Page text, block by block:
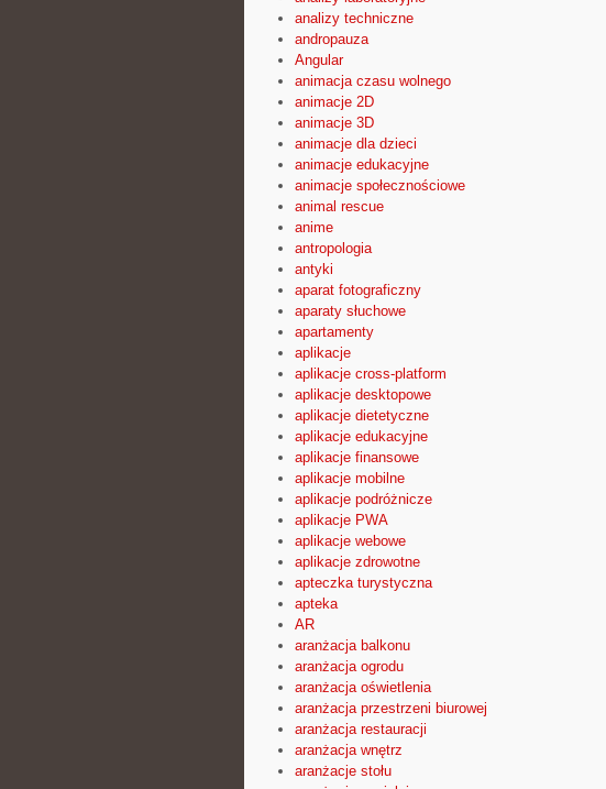
analizy techniczne
andropauza
Angular
animacja czasu wolnego
animacje 2D
animacje 3D
animacje dla dzieci
animacje edukacyjne
animacje społecznościowe
animal rescue
anime
antropologia
antyki
aparat fotograficzny
aparaty słuchowe
apartamenty
aplikacje
aplikacje cross-platform
aplikacje desktopowe
aplikacje dietetyczne
aplikacje edukacyjne
aplikacje finansowe
aplikacje mobilne
aplikacje podróżnicze
aplikacje PWA
aplikacje webowe
aplikacje zdrowotne
apteczka turystyczna
apteka
AR
aranżacja balkonu
aranżacja ogrodu
aranżacja oświetlenia
aranżacja przestrzeni biurowej
aranżacja restauracji
aranżacja wnętrz
aranżacje stołu